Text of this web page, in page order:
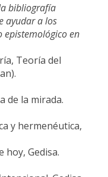
bibliografía
ayudar a los
epistemológico en
Teoría del
de la mirada.
y hermenéutica,
hoy, Gedisa.